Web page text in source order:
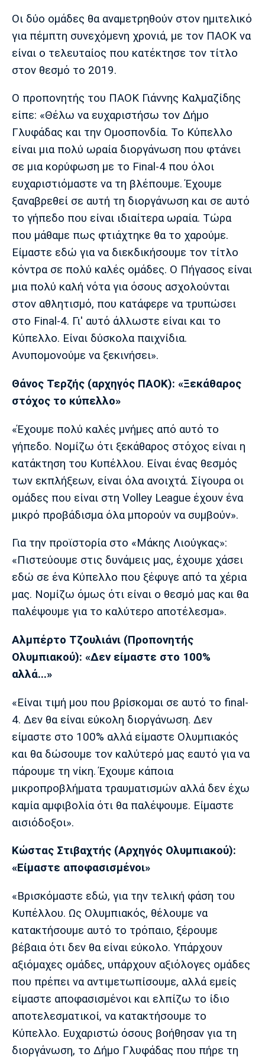
Πολιτισμός
Τραγούδια
Cine Spot
Media
Παρασκήνιο
Πρόγραμμα TV
Ιωνικός
Μπαρτσελόνα
Ρεάλ
Ατλέτικο
Μάντσεστερ
Τσέλσι Άρσεναλ
Λίβερπουλ
Μάντσεστερ
Γιουβέντους
Ίντερ Μίλαν Μπάγερν
Μπορούσια
Μονακό
Ερυθρός
Αστέρας
Τότεναμ
Πόρτο Μπενφίκα
Οι δύο ομάδες θα αναμετρηθούν στον ημιτελικό
για πέμπτη συνεχόμενη χρονιά, με τον ΠΑΟΚ να
είναι ο τελευταίος που κατέκτησε τον τίτλο
στον θεσμό το 2019.
Ο προπονητής του ΠΑΟΚ Γιάννης Καλμαζίδης
είπε: «Θέλω να ευχαριστήσω τον Δήμο
Γλυφάδας και την Ομοσπονδία. Το Κύπελλο
είναι μια πολύ ωραία διοργάνωση που φτάνει
σε μια κορύφωση με το Final-4 που όλοι
ευχαριστιόμαστε να τη βλέπουμε. Έχουμε
ξαναβρεθεί σε αυτή τη διοργάνωση και σε αυτό
το γήπεδο που είναι ιδιαίτερα ωραία. Τώρα
που μάθαμε πως φτιάχτηκε θα το χαρούμε.
Είμαστε εδώ για να διεκδικήσουμε τον τίτλο
κόντρα σε πολύ καλές ομάδες. Ο Πήγασος είναι
μια πολύ καλή νότα για όσους ασχολούνται
στον αθλητισμό, που κατάφερε να τρυπώσει
στο Final-4. Γι' αυτό άλλωστε είναι και το
Κύπελλο. Είναι δύσκολα παιχνίδια.
Ανυπομονούμε να ξεκινήσει».
Θάνος Τερζής (αρχηγός ΠΑΟΚ): «Ξεκάθαρος
στόχος το κύπελλο»
«Έχουμε πολύ καλές μνήμες από αυτό το
γήπεδο. Νομίζω ότι ξεκάθαρος στόχος είναι η
κατάκτηση του Κυπέλλου. Είναι ένας θεσμός
των εκπλήξεων, είναι όλα ανοιχτά. Σίγουρα οι
ομάδες που είναι στη Volley League έχουν ένα
μικρό προβάδισμα όλα μπορούν να συμβούν».
Για την προϊστορία στο «Μάκης Λιούγκας»:
«Πιστεύουμε στις δυνάμεις μας, έχουμε χάσει
εδώ σε ένα Κύπελλο που ξέφυγε από τα χέρια
μας. Νομίζω όμως ότι είναι ο θεσμό μας και θα
παλέψουμε για το καλύτερο αποτέλεσμα».
Αλμπέρτο Τζουλιάνι (Προπονητής
Ολυμπιακού): «Δεν είμαστε στο 100%
αλλά...»
«Είναι τιμή μου που βρίσκομαι σε αυτό το final-
4. Δεν θα είναι εύκολη διοργάνωση. Δεν
είμαστε στο 100% αλλά είμαστε Ολυμπιακός
και θα δώσουμε τον καλύτερό μας εαυτό για να
πάρουμε τη νίκη. Έχουμε κάποια
μικροπροβλήματα τραυματισμών αλλά δεν έχω
καμία αμφιβολία ότι θα παλέψουμε. Είμαστε
αισιόδοξοι».
Κώστας Στιβαχτής (Αρχηγός Ολυμπιακού):
«Είμαστε αποφασισμένοι»
«Βρισκόμαστε εδώ, για την τελική φάση του
Κυπέλλου. Ως Ολυμπιακός, θέλουμε να
κατακτήσουμε αυτό το τρόπαιο, ξέρουμε
βέβαια ότι δεν θα είναι εύκολο. Υπάρχουν
αξιόμαχες ομάδες, υπάρχουν αξιόλογες ομάδες
που πρέπει να αντιμετωπίσουμε, αλλά εμείς
είμαστε αποφασισμένοι και ελπίζω το ίδιο
αποτελεσματικοί, να κατακτήσουμε το
Κύπελλο. Ευχαριστώ όσους βοήθησαν για τη
διοργάνωση, το Δήμο Γλυφάδας που πήρε τη